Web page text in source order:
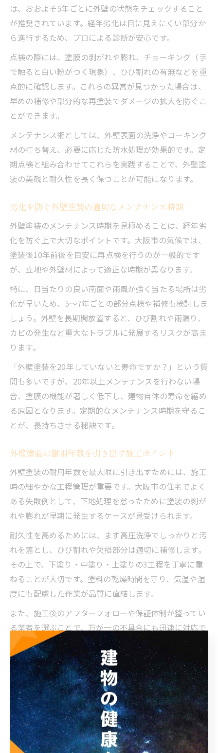
は、おおよそ5年ごとに外壁の状態をチェックすること
が推奨されています。経年劣化は目に見えにくい部分か
ら進行するため、プロによる診断が安心です。
点検の際には、塗膜の剥がれや膨れ、チョーキング（手
で触ると白い粉がつく現象）、ひび割れの有無などを重
点的に確認します。これらの異常が見つかった場合は、
早めの補修や部分的な再塗装でダメージの拡大を防ぐこ
とができます。
メンテナンス術としては、外壁表面の洗浄やコーキング
材の打ち替え、必要に応じた防水処理が効果的です。定
期点検と組み合わせてこれらを実践することで、外壁塗
装の美観と耐久性を長く保つことが可能になります。
劣化を防ぐ外壁塗装の適切なメンテナンス時期
外壁塗装のメンテナンス時期を見極めることは、経年劣
化を防ぐ上で大切なポイントです。大阪市の気候では、
塗装後10年前後を目安に再点検を行うのが一般的です
が、立地や外壁材によって適正な時期が異なります。
特に、日当たりの良い南面や雨風が強く当たる場所は劣
化が早いため、5～7年ごとの部分点検や補修も検討しま
しょう。外壁を長期間放置すると、ひび割れや雨漏り、
カビの発生など重大なトラブルに発展するリスクが高ま
ります。
「外壁塗装を20年していないと寿命ですか？」という質
問も多いですが、20年以上メンテナンスを行わない場
合、塗膜の機能が著しく低下し、建物自体の寿命を縮め
る原因となります。定期的なメンテナンス時期を守るこ
とが、長持ちさせる秘訣です。
外壁塗装の耐用年数を引き出す施工ポイント
外壁塗装の耐用年数を最大限に引き出すためには、施工
時の細やかな工程管理が重要です。大阪市の住宅でよく
ある失敗例として、下地処理を怠ったために塗装の剥が
れや膨れが早期に発生するケースが見受けられます。
耐久性を高めるためには、まず高圧洗浄でしっかりと汚
れを落とし、ひび割れや欠損部分は適切に補修します。
その上で、下塗り・中塗り・上塗りの3工程を丁寧に重
ねることが大切です。塗料の乾燥時間を守り、気温や湿
度にも配慮した作業が品質に直結します。
また、施工後のアフターフォローや保証体制が整ってい
る業者を選ぶことで、万が一の不具合にも迅速に対応で
きます。経験豊富な職人による確かな施工が、外壁塗装
の耐用年数をしっかりと引き出します。
外壁塗装の寿命を延ばす塗料選びの注意点
外壁塗装の寿命を延ばすためには、塗料選びが非常に重
要です。大阪市の気候では、遮熱・防水・耐候性の高い
塗料が特におすすめです。外壁塗料の耐用年数は種類に
よって大きく異なり、一般的にシリコン塗料で10～15